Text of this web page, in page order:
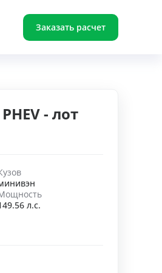
Заказать расчет
- лот
л.с.